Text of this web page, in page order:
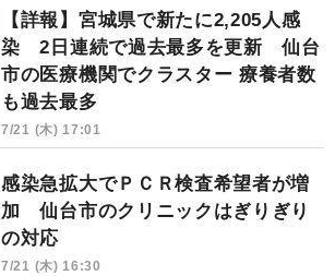
【詳報】宮城県で新たに2,205人感
染 2日連続で過去最多を更新 仙台
市の医療機関でクラスター 療養者数
も過去最多
7/21 (木) 17:01
感染急拡大でＰＣＲ検査希望者が増
加 仙台市のクリニックはぎりぎり
の対応
7/21 (木) 16:30